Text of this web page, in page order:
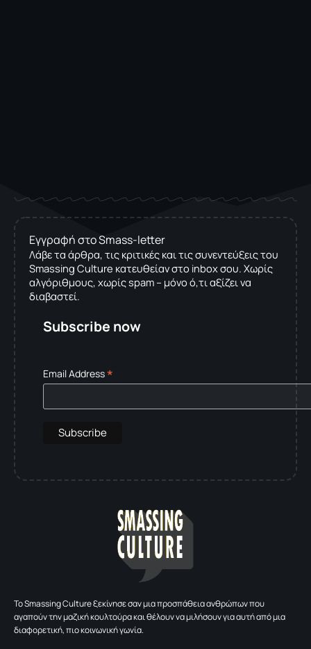
Εγγραφή στο Smass-letter
Λάβε τα άρθρα, τις κριτικές και τις συνεντεύξεις του
Smassing Culture κατευθείαν στο inbox σου. Χωρίς
αλγόριθμους, χωρίς spam – μόνο ό,τι αξίζει να
διαβαστεί.
Subscribe now
Email Address*
To Smassing Culture ξεκίνησε σαν μια προσπάθεια ανθρώπων που
αγαπούν την μαζική κουλτούρα και θέλουν να μιλήσουν για αυτή από μια
διαφορετική, πιο κοινωνική γωνία.